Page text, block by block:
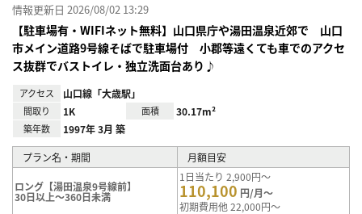
情報更新日 2026/08/02 13:29
【駐車場有・WIFIネット無料】山口県庁や湯田温泉近郊で 山口
市メイン道路9号線そばで駐車場付 小郡等遠くても車でのアクセ
ス抜群でバストイレ・独立洗面台あり♪
アクセス 山口線「大歳駅」
間取り 1K 面積 30.17m²
築年数 1997年 3月 築
プラン名・期間 月額目安
ロング【湯田温泉9号線前】
30日以上～360日未満
1日当たり 2,900円～
110,100 円/月～
初期費用他 22,000円～